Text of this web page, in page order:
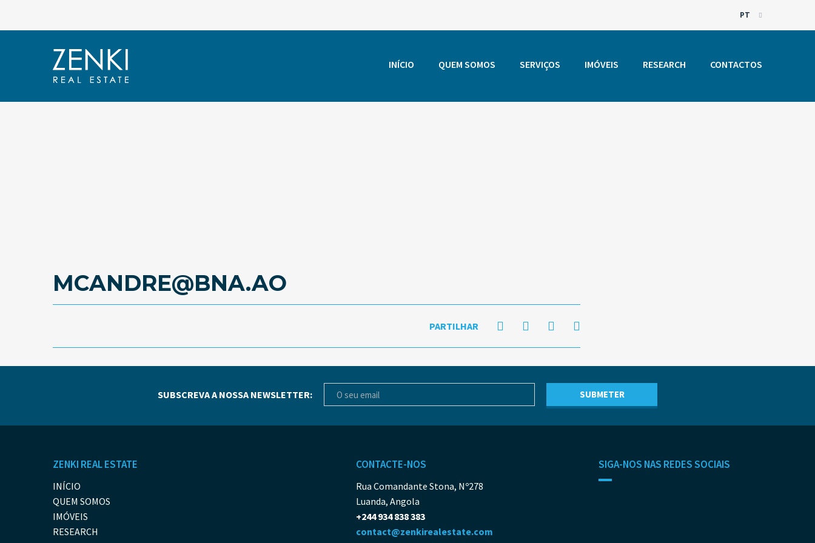
PT
INÍCIO
QUEM SOMOS SERVIÇOS IMÓVEIS RESEARCH CONTACTOS
MCANDRE@BNA.AO
PARTILHAR
SUBSCREVA A NOSSA NEWSLETTER:
ZENKI REAL ESTATE
INÍCIO
QUEM SOMOS
IMÓVEIS
RESEARCH
CONTACTE-NOS
Rua Comandante Stona, Nº278
Luanda, Angola
+244 934 838 383
contact@zenkirealestate.com
SIGA-NOS NAS REDES SOCIAIS